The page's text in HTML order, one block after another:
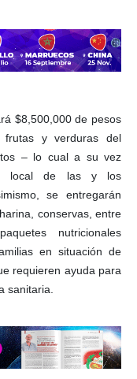
$8,500,000 de pesos
frutas y verduras del
– lo cual a su vez
local de las y los
se entregarán
conservas, entre
nutricionales
en situación de
requieren ayuda para
sanitaria.